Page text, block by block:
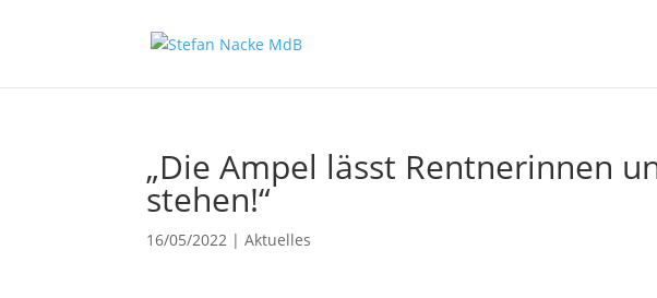
„Die Ampel lässt Rentnerinnen
stehen!“
16/05/2022 |Aktuelles